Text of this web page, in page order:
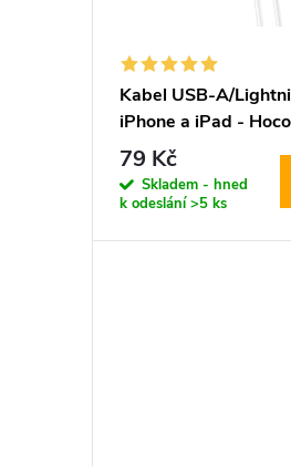
t
d
Kabel USB-A/
iPhone a iPad -
100cm
79 Kč
Skladem - hned
k odeslání>5 ks